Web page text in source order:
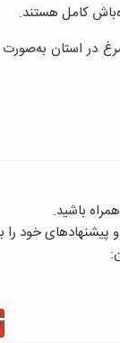
کامل هستند.
در استان
باشید.
و پیشنهادهای خود